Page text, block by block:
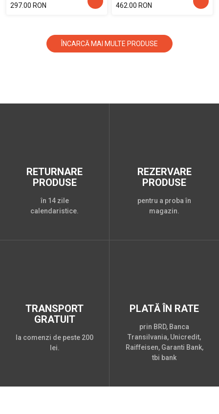
297.00 RON
462.00 RON
ÎNCARCĂ MAI MULTE PRODUSE
RETURNARE
PRODUSE
în 14 zile
calendaristice.
REZERVARE
PRODUSE
pentru a proba în
magazin.
TRANSPORT
GRATUIT
la comenzi de peste 200
lei.
PLATĂ ÎN RATE
prin BRD, Banca
Transilvania, Unicredit,
Raiffeisen, Garanti Bank,
tbi bank